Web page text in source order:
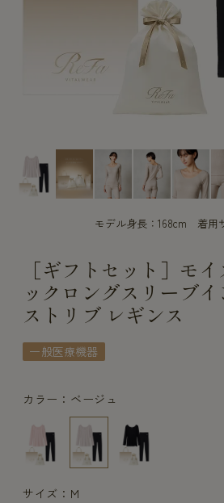
モデル身長：168cm 着用
［ギフトセット］モ
ックロングスリーブ
ストリブ レギンス
一般医療機器
カラー：ベージュ
サイズ：M